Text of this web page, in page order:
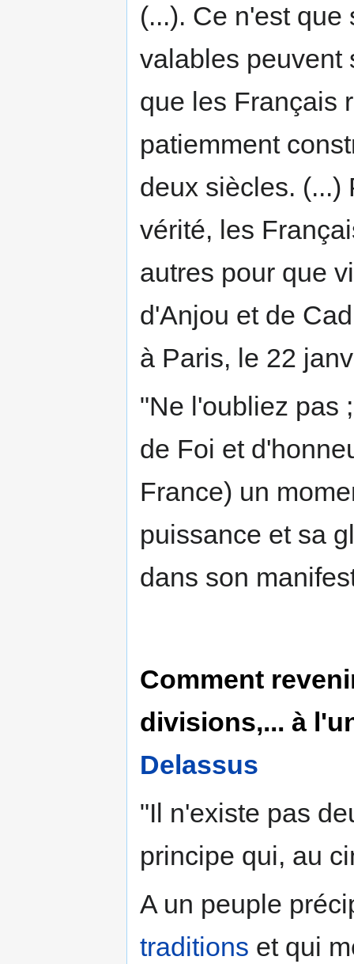
(...). Ce n'est
valables peuvent
que les Français
patiemment
deux siècles. (...)
vérité, les
autres pour que
d'Anjou et de
à Paris, le 22
"Ne l'oubliez pas
de Foi et
France) un
puissance et sa
dans son
Comment
divisions,... à
Delassus
"Il n'existe pas
principe qui, au
A un peuple
traditions et qui